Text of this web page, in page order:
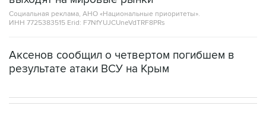
Социальная реклама, АНО «Национальные приоритеты».
ИНН 7725383515 Erid: F7NfYUJCUneVdTRF8PRs
Аксенов сообщил о четвертом погибшем в
результате атаки ВСУ на Крым